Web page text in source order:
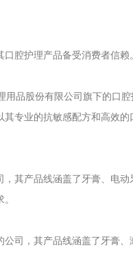
腔护理产品备受消费者信
品股份有限公司旗下的口
专业的抗敏感配方和高效
其产品线涵盖了牙膏、电
司，其产品线涵盖了牙膏